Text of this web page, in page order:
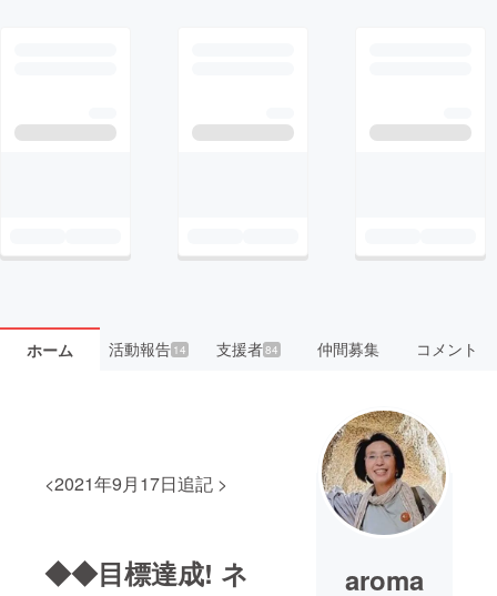
ホーム 活動報告14 支援者84 仲間募集 コメント
<2021年9月17日追記 >
◆◆目標達成! ネ
aroma